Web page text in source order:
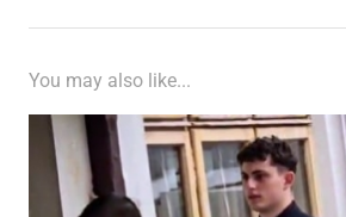
You may also like...